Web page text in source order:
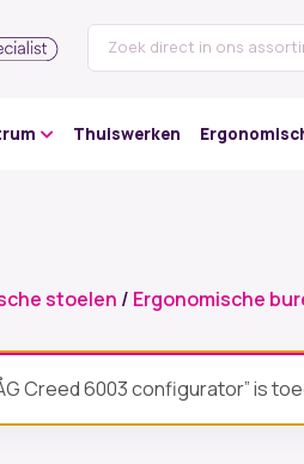
Thuiswerken
stoelen / Ergonomische
Creed 6003 configurator” is